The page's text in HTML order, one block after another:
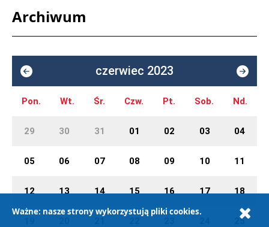
Archiwum
czerwiec 2023
Pon. Wt. Śr. Czw. Pt. Sob. Nd.
29 30 31 01 02 03 04
05 06 07 08 09 10 11
12 13 14 15 16 17 18
25
Ważne: nasze strony wykorzystują pliki cookies.